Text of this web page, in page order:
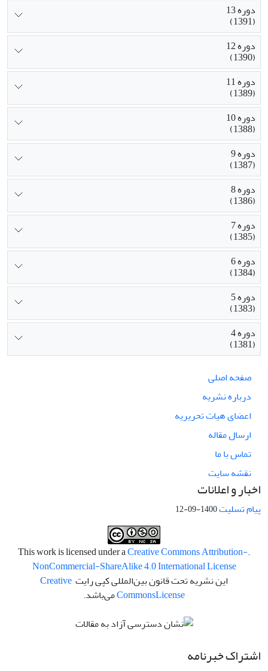
دوره 13
(1391)
دوره 12
(1390)
دوره 11
(1389)
دوره 10
(1388)
دوره 9
(1387)
دوره 8
(1386)
دوره 7
(1385)
دوره 6
(1384)
دوره 5
(1383)
دوره 4
(1381)
صفحه اصلی
درباره نشریه
اعضای هیات تحریریه
ارسال مقاله
تماس با ما
نقشه سایت
اخبار و اعلانات
پیام تسلیت1400-09-12
.This work is licensed under a
Creative Commons Attribution-
NonCommercial-ShareAlike 4.0 International License
این نشریه تحت قانون بین‌المللی کپی رایت Creative
CommonsLicense می‌باشد.
اشتراک خبرنامه